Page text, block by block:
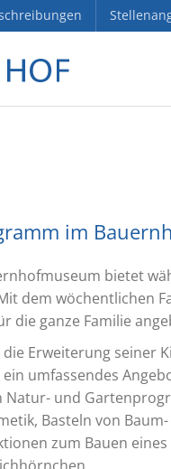
im
bietet
dem wöchentlichen
die ganze Familie
Erweiterung
umfassendes
Natur- und
Basteln von
zum Bauen